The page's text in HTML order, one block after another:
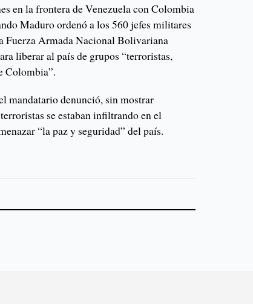
en la frontera de Venezuela con Colombia
Maduro ordenó a los 560 jefes militares
Fuerza Armada Nacional Bolivariana
liberar al país de grupos “terroristas,
Colombia”.
mandatario denunció, sin mostrar
se estaban infiltrando en el
“la paz y seguridad” del país.